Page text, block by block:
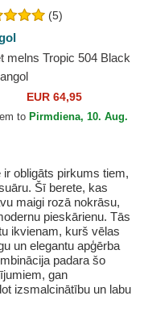
(5)
melns Tropic 504 Black
EUR 64,95
to Pirmdiena, 10. Aug.
obligāts pirkums tiem,
Šī berete, kas
maigi rozā nokrāsu,
pieskārienu. Tās
ikvienam, kurš vēlas
un elegantu apģērba
padara šo
gan
izsmalcinātību un labu